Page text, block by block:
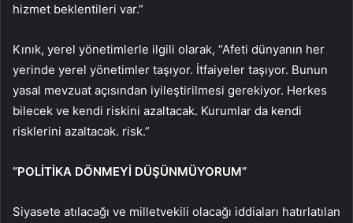
hizmet beklentileri var.”
Kınık, yerel yönetimlerle ilgili olarak, “Afeti dünyanın her
yerinde yerel yönetimler taşıyor. İtfaiyeler taşıyor. Bunun
yasal mevzuat açısından iyileştirilmesi gerekiyor. Herkes
bilecek ve kendi riskini azaltacak. Kurumlar da kendi
risklerini azaltacak. risk.”
“POLİTİKA DÖNMEYİ DÜŞÜNMÜYORUM”
Siyasete atılacağı ve milletvekili olacağı iddiaları hatırlatılan